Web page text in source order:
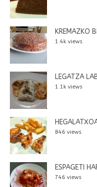
KREMAZKO
1.4k views
LEGATZA
1.1k views
846 views
ESPAGETI
746 views